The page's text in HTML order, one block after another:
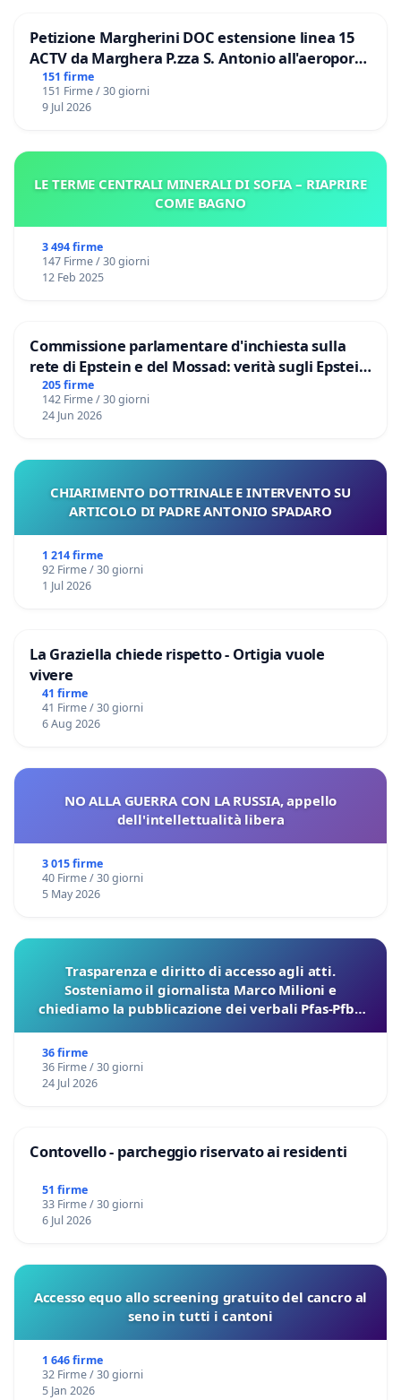
Petizione Margherini DOC estensione linea 15
ACTV da Marghera P.zza S. Antonio all'aeroporto
Marco Polo tariffa a € 1,50
151 firme
151 Firme / 30 giorni
9 Jul 2026
LE TERME CENTRALI MINERALI DI SOFIA – RIAPRIRE
COME BAGNO
3 494 firme
147 Firme / 30 giorni
12 Feb 2025
Commissione parlamentare d'inchiesta sulla
rete di Epstein e del Mossad: verità sugli Epstein
Files
205 firme
142 Firme / 30 giorni
24 Jun 2026
CHIARIMENTO DOTTRINALE E INTERVENTO SU
ARTICOLO DI PADRE ANTONIO SPADARO
1 214 firme
92 Firme / 30 giorni
1 Jul 2026
La Graziella chiede rispetto - Ortigia vuole
vivere
41 firme
41 Firme / 30 giorni
6 Aug 2026
NO ALLA GUERRA CON LA RUSSIA, appello
dell'intellettualità libera
3 015 firme
40 Firme / 30 giorni
5 May 2026
Trasparenza e diritto di accesso agli atti.
Sosteniamo il giornalista Marco Milioni e
chiediamo la pubblicazione dei verbali Pfas-Pfba
36 firme
36 Firme / 30 giorni
24 Jul 2026
Contovello - parcheggio riservato ai residenti
51 firme
33 Firme / 30 giorni
6 Jul 2026
Accesso equo allo screening gratuito del cancro al
seno in tutti i cantoni
1 646 firme
32 Firme / 30 giorni
5 Jan 2026